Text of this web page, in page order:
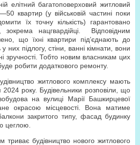
елітний багатоповерховий житловий
квартир (у військовій частині поки
їх точну кількість) гарантовано
зокрема нацгвардійці. Відповідним
що їхні квартири під’єднають до
них підлогу, стіни, ванні кімнати, вони
зручності. Тобто новим власникам цих
робити додаткового ремонту.
житлового комплексу мають
року. Будівельники розповіли, що
на вулиці Марії Башкирцевої
окрасою місцевості. Вона матиме
закритого типу, фасад будинку
цеглою.
триває будівництво нового житлового